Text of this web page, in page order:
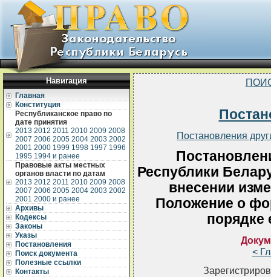
Навигация
Главная
Конституция
Республиканское право по
дате принятия
2013 2012 2011 2010 2009 2008
2007 2006 2005 2004 2003 2002
2001 2000 1999 1998 1997 1996
1995 1994 и ранее
Правовые акты местных
органов власти по датам
2013 2012 2011 2010 2009 2008
2007 2006 2005 2004 2003 2002
2001 2000 и ранее
Архивы
Кодексы
Законы
Указы
Постановления
Поиск документа
Полезные ссылки
Контакты
Постановления
Республики
внесении
Положение о
порядке
<